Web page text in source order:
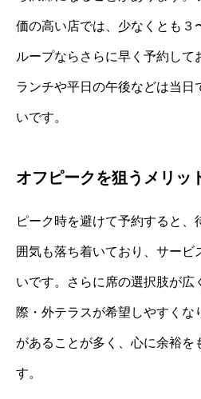
価の高い店では、少なくとも３
ループならさらに早く予約して
ランチや平日の午後などは当日
いです。
オフピークを狙うメリッ
ピーク時を避けて予約すると、
囲気も落ち着いており、サービ
いです。さらに席の選択肢が広
際・外テラスが希望しやすくな
があることが多く、心に余裕を
す。